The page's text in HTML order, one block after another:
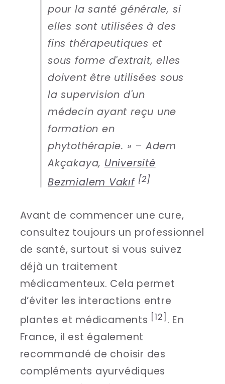
pour la santé générale, si
elles sont utilisées à des
fins thérapeutiques et
sous forme d'extrait, elles
doivent être utilisées sous
la supervision d'un
médecin ayant reçu une
formation en
phytothérapie. » – Adem
Akçakaya, Université
Bezmialem Vakıf [2]
Avant de commencer une cure,
consultez toujours un professionnel
de santé, surtout si vous suivez
déjà un traitement
médicamenteux. Cela permet
d’éviter les interactions entre
plantes et médicaments [12] . En
France, il est également
recommandé de choisir des
compléments ayurvédiques